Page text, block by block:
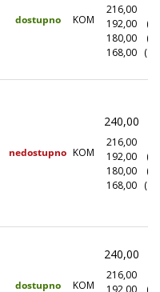
dostupno KOM
216,00
192,00
180,00
168,00
nedostupno KOM
240,00
216,00
192,00
180,00
168,00
dostupno KOM
240,00
216,00
192,00